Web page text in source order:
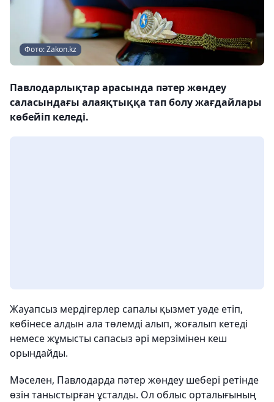
Фото: Zakon.kz
Павлодарлықтар арасында пәтер жөндеу
саласындағы алаяқтыққа тап болу жағдайлары
көбейіп келеді.
Жауапсыз мердігерлер сапалы қызмет уәде етіп,
көбінесе алдын ала төлемді алып, жоғалып кетеді
немесе жұмысты сапасыз әрі мерзімінен кеш
орындайды.
Мәселен, Павлодарда пәтер жөндеу шебері ретінде
өзін таныстырған ұсталды. Ол облыс орталығының